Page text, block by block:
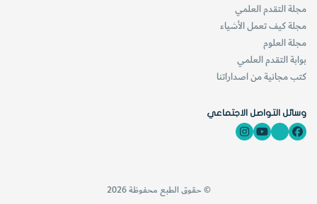
مجلة التقدم العلمي
مجلة كيف تعمل الأشياء
مجلة العلوم
بوابة التقدم العلمي
كتب مجانية من اصداراتنا
وسائل التواصل الاجتماعي
© حقوق الطبع محفوظة 2026